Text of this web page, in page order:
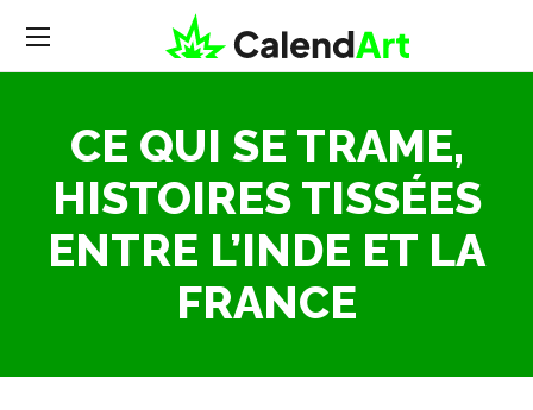
CE QUI SE TRAME,
HISTOIRES TISSÉES
ENTRE L’INDE ET LA
FRANCE